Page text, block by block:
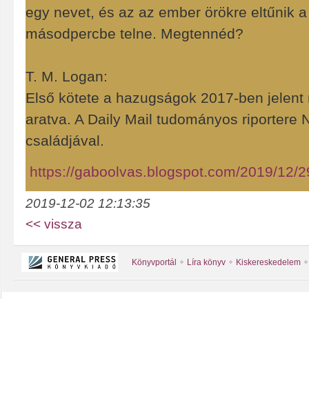
egy nevet, és az az ember örökre eltűnik
másodpercbe telne. Megtennéd?
T. M. Logan:
Első kötete a hazugságok 2017-ben
aratva. A Daily Mail tudományos riportere
családjával.
https://gaboolvas.blogspot.com/2019/12/
2019-12-02 12:13:35
<< vissza
Könyvportál Líra könyv Kiskereskedelem